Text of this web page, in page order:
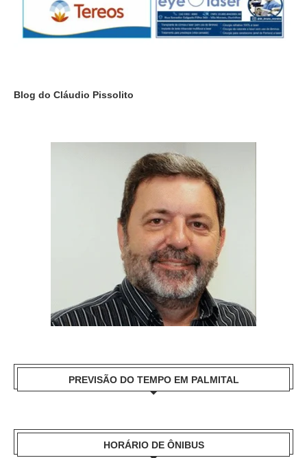
Blog do Cláudio Pissolito
PREVISÃO DO TEMPO EM PALMITAL
HORÁRIO DE ÔNIBUS